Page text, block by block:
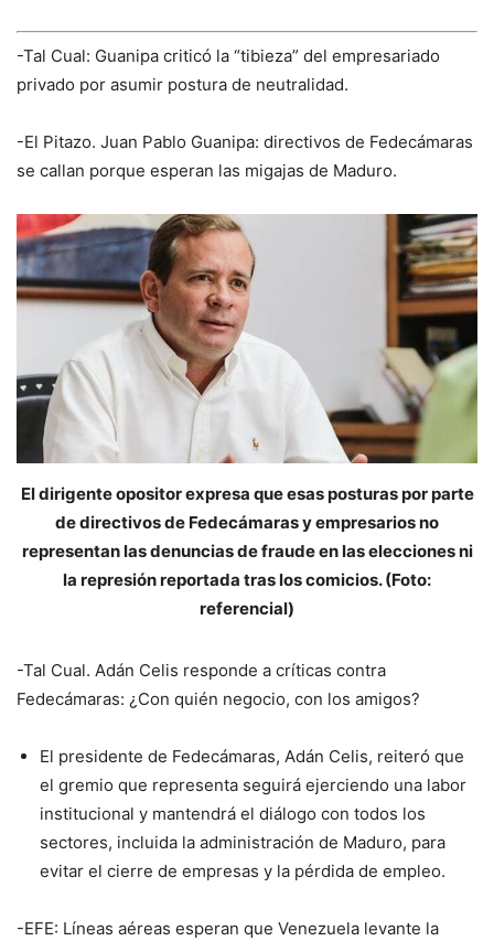
-Tal Cual: Guanipa criticó la “tibieza” del empresariado
privado por asumir postura de neutralidad.
-El Pitazo. Juan Pablo Guanipa: directivos de Fedecámaras
se callan porque esperan las migajas de Maduro.
El dirigente opositor expresa que esas posturas por parte
de directivos de Fedecámaras y empresarios no
representan las denuncias de fraude en las elecciones ni
la represión reportada tras los comicios. (Foto:
referencial)
-Tal Cual. Adán Celis responde a críticas contra
Fedecámaras: ¿Con quién negocio, con los amigos?
El presidente de Fedecámaras, Adán Celis, reiteró que
el gremio que representa seguirá ejerciendo una labor
institucional y mantendrá el diálogo con todos los
sectores, incluida la administración de Maduro, para
evitar el cierre de empresas y la pérdida de empleo.
-EFE: Líneas aéreas esperan que Venezuela levante la